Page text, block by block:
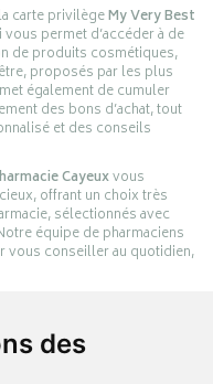
des
carte privilègeMy Very Best
permet d’accéder à de
de produits cosmétiques,
proposés par les plus
également de cumuler
des bons d’achat, tout
et des conseils
Cayeuxvous
offrant un choix très
sélectionnés avec
équipe de pharmaciens
vous conseiller au quotidien,
du-Fliers.
parmi des milliers de